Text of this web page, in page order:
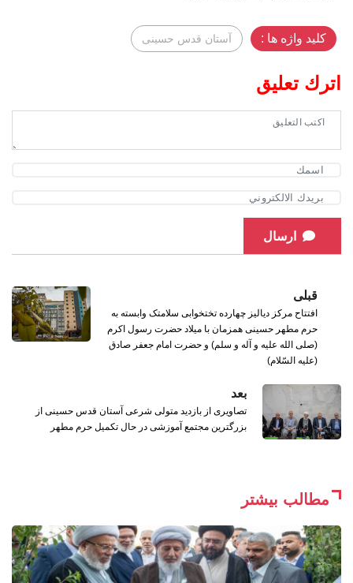
کلید واژه ها : آستان قدس حسینی
اترك تعليق
ارسال
قبلی
افتتاح مرکز دیالیز چهارده تختخوابی سلامتک وابسته به
حرم مطهر حسینی همزمان با میلاد حضرت رسول اکرم
(صلی الله علیه و آله و سلم) و حضرت امام جعفر صادق
(علیه السّلام)
بعد
تصاویری از بازدید متولی شرعی آستان قدس حسینی از
بزرگترین مجتمع آموزشی در حال تکمیل حرم مطهر
مطالب بیشتر